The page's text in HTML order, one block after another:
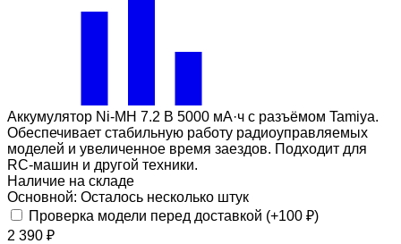
Аккумулятор Ni-MH 7.2 В 5000 мА·ч с разъёмом Tamiya.
Обеспечивает стабильную работу радиоуправляемых
моделей и увеличенное время заездов. Подходит для
RC-машин и другой техники.
Наличие на складе
Основной: Осталось несколько штук
Проверка модели перед доставкой (+100 ₽)
2 390 ₽